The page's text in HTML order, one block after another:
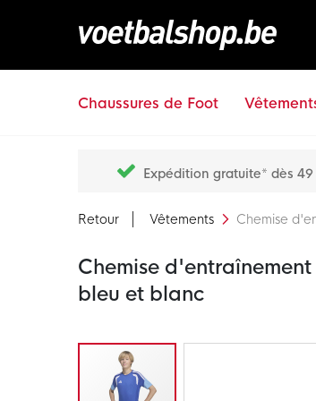
Chaussures de Foot
Expédition gratuite* dès 49
Retour Vêtements Chemise
Chemise
bleu et blanc
Passer